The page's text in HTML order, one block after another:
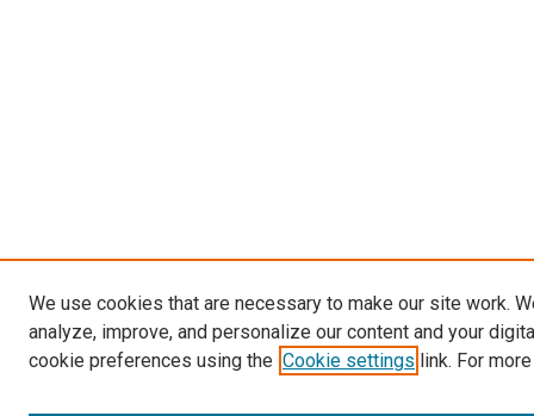
We use cookies that are necessary to make our site work.
analyze, improve, and personalize our content and your
cookie preferences using the Cookie settings link. For